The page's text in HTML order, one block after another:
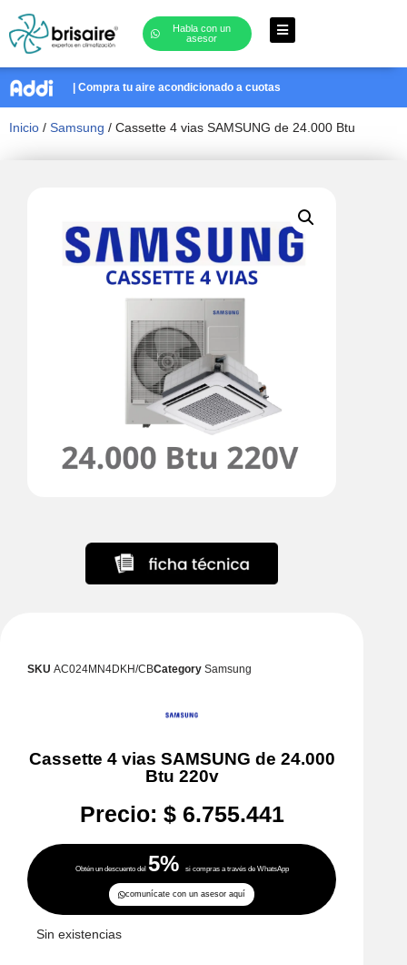
Saltar
al
contenido
Habla con un
asesor
| Compra tu aire acondicionado a cuotas
Inicio / Samsung / Cassette 4 vias SAMSUNG de 24.000 Btu 220v
SKU AC024MN4DKH/CBCategory Samsung
Cassette 4 vias SAMSUNG de 24.000
Btu 220v
Precio: $6.755.441
Obtén un descuento del 5% si compras a través de WhatsApp
comunícate con un asesor aquí
Sin existencias